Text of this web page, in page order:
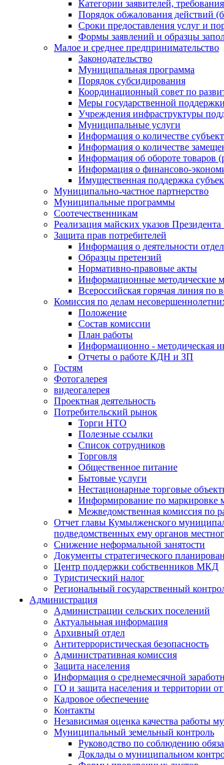
Категории заявителей,
Порядок обжалования действий
Сроки предоставления услуг и
Формы заявлений и образцы
Малое и среднее предпринимательство
Законодательство
Муниципальная программа
Порядок субсидирования
Координационный совет по
Меры государственной
Учреждения инфраструктуры
Муниципальные услуги
Информация о количестве
Информация о количестве
Информация об обороте товаров
Информация о финансово-
Имущественная поддержка
Муниципально-частное партнерство
Муниципальные программы
Соотечественникам
Реализация майских указов
Защита прав потребителей
Информация о деятельности
Образцы претензий
Нормативно-правовые акты
Информационные методические
Всероссийская горячая линия по
Комиссия по делам
Положение
Состав комиссии
План работы
Информационно - методическая
Отчеты о работе КДН и ЗП
Гостям
Фотогалерея
видеогалерея
Проектная деятельность
Потребительский рынок
Торги НТО
Полезные ссылки
Список сотрудников
Торговля
Общественное питание
Бытовые услуги
Нестационарные торговые
Информирование по маркировке
Межведомственная комиссия по
Отчет главы Кумылженского
подведомственных ему органов
Снижение неформальной занятости
Документы стратегического
Центр поддержки собственников МКД
Туристический налог
Региональный государственный
Администрация
Администрации сельских поселений
Актуальньная информация
Архивный отдел
Антитеррористическая безопасность
Административная комиссия
Защита населения
Информация о среднемесячной
ГО и защита населения и территории
Кадровое обеспечение
Контакты
Независимая оценка качества работы
Муниципальный земельный контроль
Руководство по соблюдению
Доклады о муниципальном